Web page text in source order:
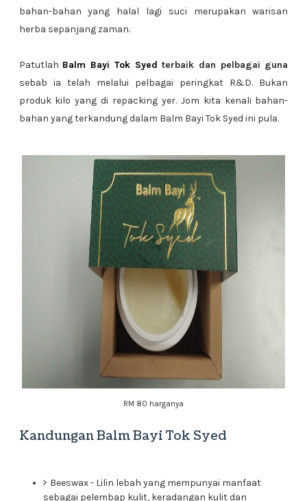
bahan-bahan yang halal lagi suci merupakan warisan
herba sepanjang zaman.
Patutlah Balm Bayi Tok Syed terbaik dan pelbagai guna
sebab ia telah melalui pelbagai peringkat R&D. Bukan
produk kilo yang di repacking yer. Jom kita kenali bahan-
bahan yang terkandung dalam Balm Bayi Tok Syed ini pula.
RM 80 harganya
Kandungan Balm Bayi Tok Syed
Beeswax - Lilin lebah yang mempunyai manfaat
sebagai pelembap kulit, keradangan kulit dan